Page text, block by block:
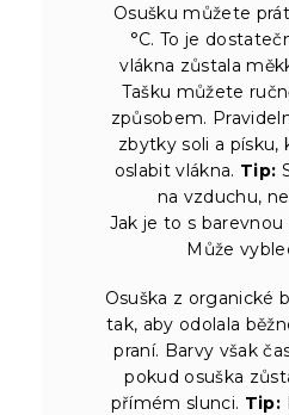
Osušku můžete
°C. To je
vlákna zůstala
Tašku můžete
způsobem.
zbytky soli a
oslabit vlákna. Tip:
na vzduchu,
Jak je to s
Může
Osuška z organické
tak, aby odolala
praní. Barvy však
pokud osuška
přímém slunci. Tip: